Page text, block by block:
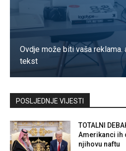
Ovdje može biti vaša
tekst
Kontaktirajte nas
POSLJEDNJE VIJESTI
TOTALNI
Amerikanci ih
njihovu naftu